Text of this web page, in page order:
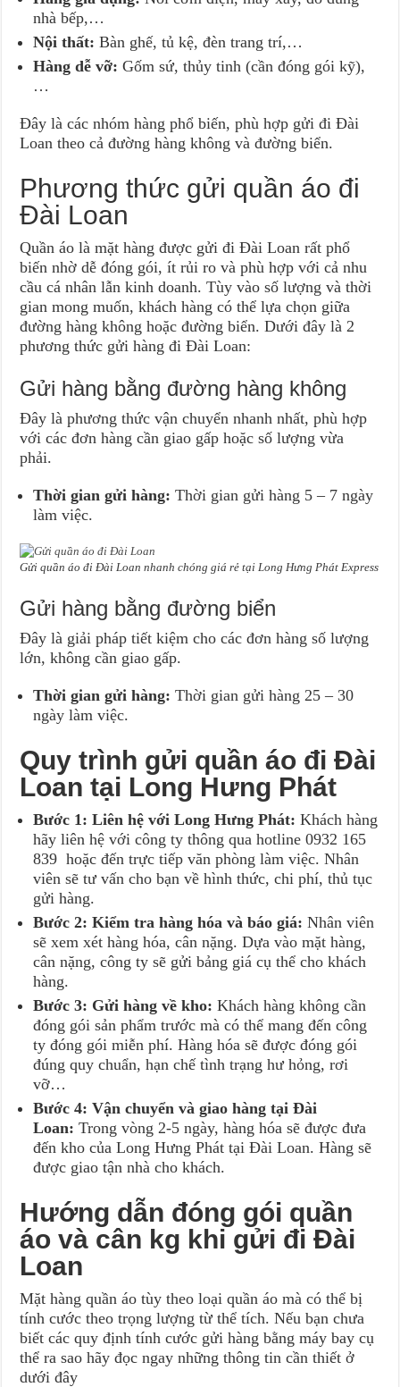
nhà bếp,…
Nội thất: Bàn ghế, tủ kệ, đèn trang trí,…
Hàng dễ vỡ: Gốm sứ, thủy tinh (cần đóng gói kỹ),
…
Đây là các nhóm hàng phổ biến, phù hợp gửi đi Đài
Loan theo cả đường hàng không và đường biển.
Phương thức gửi quần áo đi
Đài Loan
Quần áo là mặt hàng được gửi đi Đài Loan rất phổ
biến nhờ dễ đóng gói, ít rủi ro và phù hợp với cả nhu
cầu cá nhân lẫn kinh doanh. Tùy vào số lượng và thời
gian mong muốn, khách hàng có thể lựa chọn giữa
đường hàng không hoặc đường biển. Dưới đây là 2
phương thức gửi hàng đi Đài Loan:
Gửi hàng bằng đường hàng không
Đây là phương thức vận chuyển nhanh nhất, phù hợp
với các đơn hàng cần giao gấp hoặc số lượng vừa
phải.
Thời gian gửi hàng: Thời gian gửi hàng 5 – 7 ngày
làm việc.
Gửi quần áo đi Đài Loan nhanh chóng giá rẻ tại Long Hưng Phát Express
Gửi hàng bằng đường biển
Đây là giải pháp tiết kiệm cho các đơn hàng số lượng
lớn, không cần giao gấp.
Thời gian gửi hàng: Thời gian gửi hàng 25 – 30
ngày làm việc.
Quy trình gửi quần áo đi Đài
Loan tại Long Hưng Phát
Bước 1: Liên hệ với Long Hưng Phát:Khách hàng
hãy liên hệ với công ty thông qua hotline 0932 165
839 hoặc đến trực tiếp văn phòng làm việc. Nhân
viên sẽ tư vấn cho bạn về hình thức, chi phí, thủ tục
gửi hàng.
Bước 2: Kiểm tra hàng hóa và báo giá:Nhân viên
sẽ xem xét hàng hóa, cân nặng. Dựa vào mặt hàng,
cân nặng, công ty sẽ gửi bảng giá cụ thể cho khách
hàng.
Bước 3: Gửi hàng về kho:Khách hàng không cần
đóng gói sản phẩm trước mà có thể mang đến công
ty đóng gói miễn phí. Hàng hóa sẽ được đóng gói
đúng quy chuẩn, hạn chế tình trạng hư hỏng, rơi
vỡ…
Bước 4: Vận chuyển và giao hàng tại Đài
Loan:Trong vòng 2-5 ngày, hàng hóa sẽ được đưa
đến kho của Long Hưng Phát tại Đài Loan. Hàng sẽ
được giao tận nhà cho khách.
Hướng dẫn đóng gói quần
áo và cân kg khi gửi đi Đài
Loan
Mặt hàng quần áo tùy theo loại quần áo mà có thể bị
tính cước theo trọng lượng từ thể tích. Nếu bạn chưa
biết các quy định tính cước gửi hàng bằng máy bay cụ
thể ra sao hãy đọc ngay những thông tin cần thiết ở
dưới đây